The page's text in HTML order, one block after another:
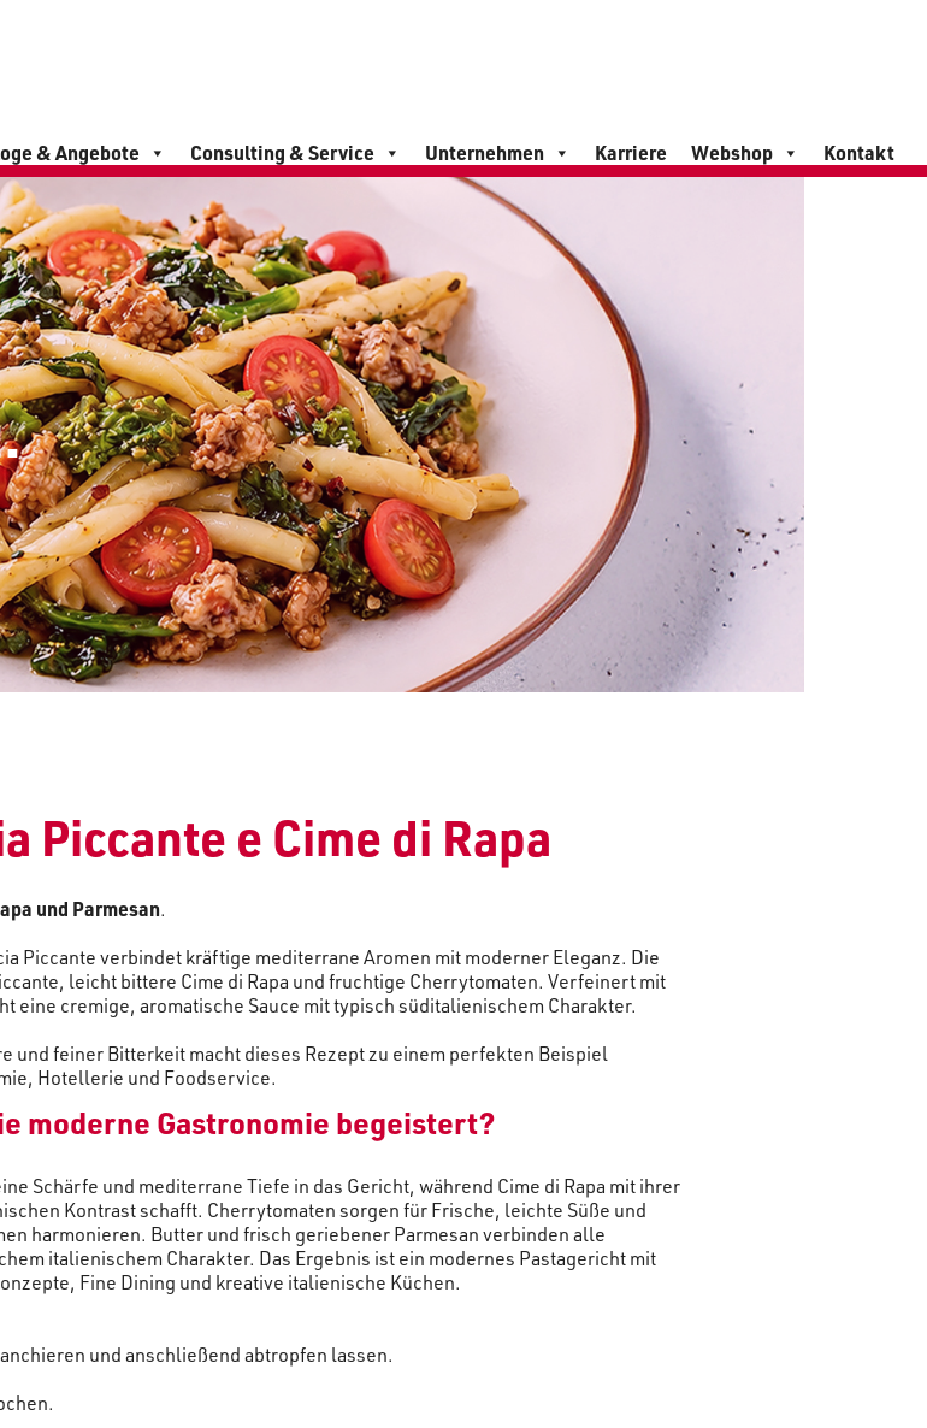
& Angebote Consulting & Service Unternehmen Karriere Webshop Kontakt
Piccante e Cime di Rapa
und Parmesan.
Piccante verbindet kräftige mediterrane Aromen mit moderner Eleganz. Die
leicht bittere Cime di Rapa und fruchtige Cherrytomaten. Verfeinert mit
eine cremige, aromatische Sauce mit typisch süditalienischem Charakter.
und feiner Bitterkeit macht dieses Rezept zu einem perfekten Beispiel
Hotellerie und Foodservice.
moderne Gastronomie begeistert?
Schärfe und mediterrane Tiefe in das Gericht, während Cime di Rapa mit ihrer
Kontrast schafft. Cherrytomaten sorgen für Frische, leichte Süße und
harmonieren. Butter und frisch geriebener Parmesan verbinden alle
italienischem Charakter. Das Ergebnis ist ein modernes Pastagericht mit
Fine Dining und kreative italienische Küchen.
und anschließend abtropfen lassen.